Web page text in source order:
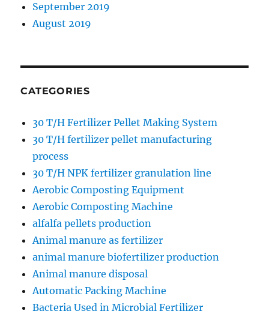
September 2019
August 2019
CATEGORIES
30 T/H Fertilizer Pellet Making System
30 T/H fertilizer pellet manufacturing
process
30 T/H NPK fertilizer granulation line
Aerobic Composting Equipment
Aerobic Composting Machine
alfalfa pellets production
Animal manure as fertilizer
animal manure biofertilizer production
Animal manure disposal
Automatic Packing Machine
Bacteria Used in Microbial Fertilizer